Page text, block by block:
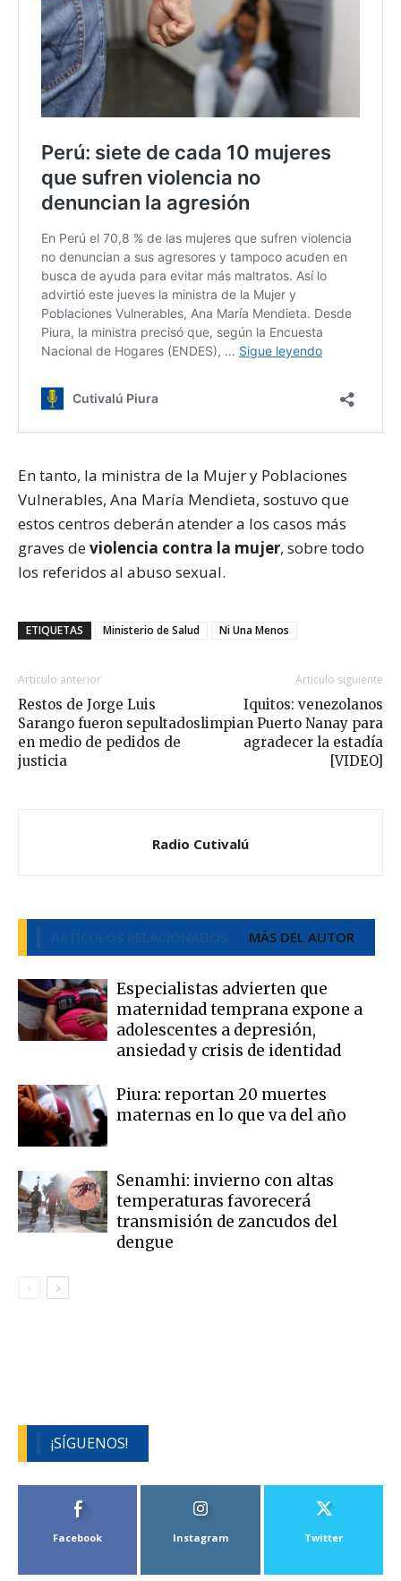
En tanto, la ministra de la Mujer y Poblaciones
Vulnerables, Ana María Mendieta, sostuvo que
estos centros deberán atender a los casos más
graves deviolencia contra la mujer, sobre todo
los referidos al abuso sexual.
ETIQUETAS Ministerio de Salud Ni Una Menos
Artículo anterior
Restos de Jorge Luis
Sarango fueron sepultados
en medio de pedidos de
justicia
Artículo siguiente
Iquitos: venezolanos
limpian Puerto Nanay para
agradecer la estadía
[VIDEO]
Radio Cutivalú
ARTÍCULOS RELACIONADOS MÁS DEL AUTOR
Especialistas advierten que
maternidad temprana expone a
adolescentes a depresión,
ansiedad y crisis de identidad
Piura: reportan 20 muertes
maternas en lo que va del año
Senamhi: invierno con altas
temperaturas favorecerá
transmisión de zancudos del
dengue
¡SÍGUENOS!